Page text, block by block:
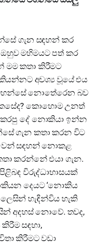
ගැන සඳහන් කර
මහිමයට පත් කර
මම කතා කිරීමට
කියන්නට අවශ්‍ය වූයේ එය
නොතේරෙන බව
කොහොම උනත්
කරපු දේ නොකියා ඉන්න
ගැන කතා කරන විට
සඳහන් නොකළ
කරන්නේ එයා ගැන.
විරුද්ධාභාසයක්
දෙයට ‘නොකිය
හැඳින්විය හැකි
අදහස් නොවේ. තවද,
සඳහා,
කිරීමට වඩා